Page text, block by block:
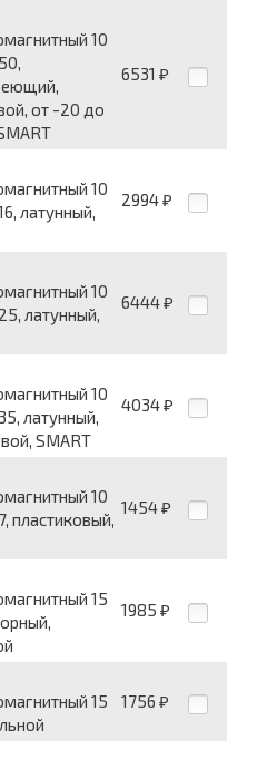
10
от -20 до
6531 ₽
10
латунный,
2994 ₽
10
латунный,
6444 ₽
10
латунный,
SMART
4034 ₽
10
пластиковый,
1454 ₽
15
1985 ₽
15
1756 ₽